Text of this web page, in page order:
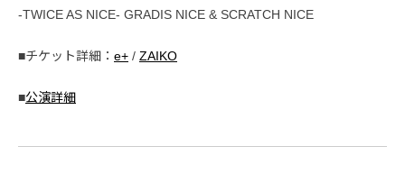
-TWICE AS NICE- GRADIS NICE & SCRATCH NICE
■チケット詳細： e+ / ZAIKO
■公演詳細